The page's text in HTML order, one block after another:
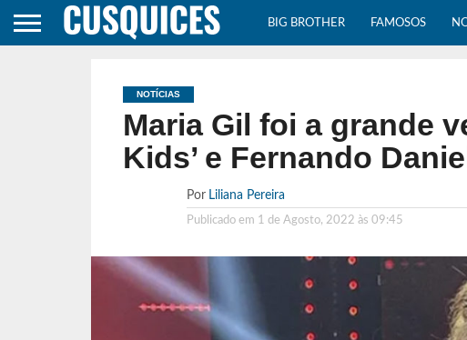
BIG BROTHER FAMOSOS
NOTÍCIAS
Maria Gil foi a grande
Kids’ e Fernando
Por Liliana Pereira
Publicado em 1 de Agosto, 2022 às 09:45